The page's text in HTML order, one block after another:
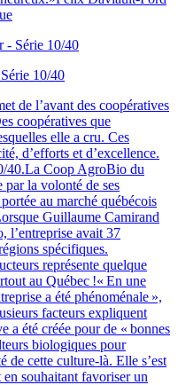
10/40
de l’avant des coopératives
coopératives que
elle a cru. Ces
d’efforts et d’excellence.
40.La Coop AgroBio du
par la volonté de ses
au marché québécois
Guillaume Camirand
l’entreprise avait 37
spécifiques.
représente quelque
au Québec !« En une
a été phénoménale »,
facteurs expliquent
a été créée pour de « bonnes
biologiques pour
de cette culture-là. Elle s’est
souhaitant favoriser un